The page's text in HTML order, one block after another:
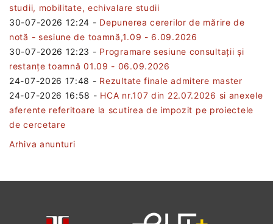
studii, mobilitate, echivalare studii
30-07-2026 12:24 - Depunerea cererilor de mărire de
notă - sesiune de toamnă,1.09 - 6.09.2026
30-07-2026 12:23 - Programare sesiune consultații şi
restanțe toamnă 01.09 - 06.09.2026
24-07-2026 17:48 - Rezultate finale admitere master
24-07-2026 16:58 - HCA nr.107 din 22.07.2026 si anexele
aferente referitoare la scutirea de impozit pe proiectele
de cercetare
Arhiva anunturi